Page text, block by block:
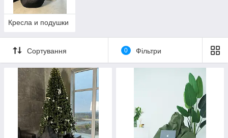
Кресла и подушки
Сортування 0 Фільтри